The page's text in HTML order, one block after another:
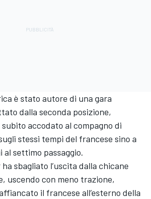
è stato autore di una gara
dalla seconda posizione,
accodato al compagno di
stessi tempi del francese sino a
al settimo passaggio.
sbagliato l’uscita dalla chicane
uscendo con meno trazione,
il francese all’esterno della